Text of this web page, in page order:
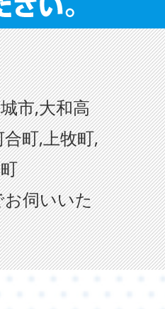
市,大和高
町,上牧町,
伺いいた